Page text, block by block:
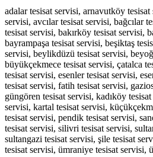
adalar tesisat servisi, arnavutköy tesisat
servisi, avcılar tesisat servisi, bağcılar
tesisat servisi, bakırköy tesisat servisi,
bayrampaşa tesisat servisi, beşiktaş
servisi, beylikdüzü tesisat servisi,
büyükçekmece tesisat servisi, çatalca
tesisat servisi, esenler tesisat servisi,
tesisat servisi, fatih tesisat servisi,
güngören tesisat servisi, kadıköy
servisi, kartal tesisat servisi,
tesisat servisi, pendik tesisat servisi,
tesisat servisi, silivri tesisat servisi,
sultangazi tesisat servisi, şile tesisat
tesisat servisi, ümraniye tesisat servisi,